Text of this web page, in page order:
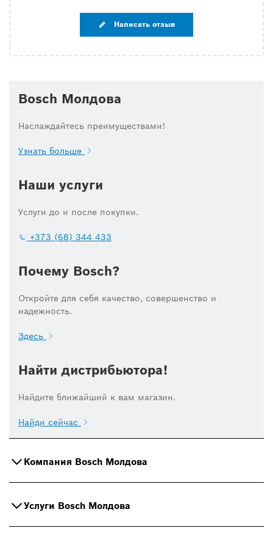
Написать отзыв
Bosch Молдова
Наслаждайтесь преимуществами!
Узнать больше
Наши услуги
Услуги до и после покупки.
+373 (68) 344 433
Почему Bosch?
Откройте для себя качество, совершенство и
надежность.
Здесь
Найти дистрибьютора!
Найдите ближайший к вам магазин.
Найди сейчас
Компания Bosch Молдова
Услуги Bosch Молдова